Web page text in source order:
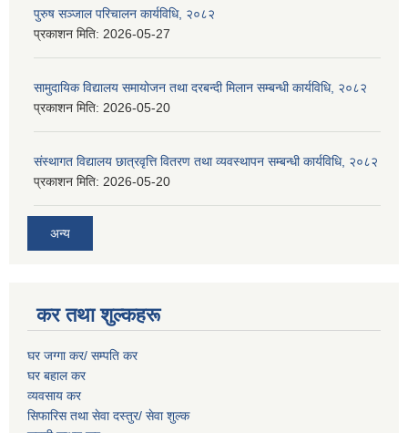
पुरुष सञ्जाल परिचालन कार्यविधि, २०८२
प्रकाशन मिति: 2026-05-27
सामुदायिक विद्यालय समायोजन तथा दरबन्दी मिलान सम्बन्धी कार्यविधि, २०८२
प्रकाशन मिति: 2026-05-20
संस्थागत विद्यालय छात्रवृत्ति वितरण तथा व्यवस्थापन सम्बन्धी कार्यविधि, २०८२
प्रकाशन मिति: 2026-05-20
अन्य
कर तथा शुल्कहरू
घर जग्गा कर/ सम्पति कर
घर बहाल कर
व्यवसाय कर
सिफारिस तथा सेवा दस्तुर/ सेवा शुल्क